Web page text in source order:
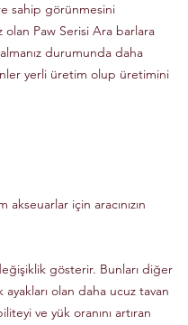
sahip görünmesini
olan Paw Serisi Ara barlara
durumunda daha
yerli üretim olup üretimini
için aracınızın
gösterir. Bunları diğer
olan daha ucuz tavan
ve yük oranını artıran